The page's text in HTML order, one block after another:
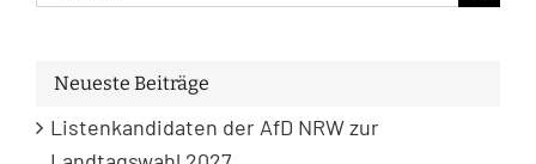
nach:
Neueste Beiträge
Listenkandidaten der AfD NRW zur